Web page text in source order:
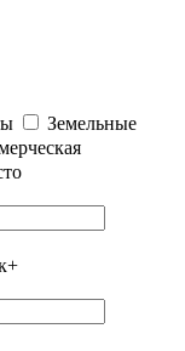
Земельные